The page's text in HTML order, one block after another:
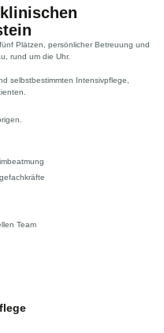
Plätzen, persönlicher Betreuung und
rund um die Uhr.
selbstbestimmten Intensivpflege,
Team